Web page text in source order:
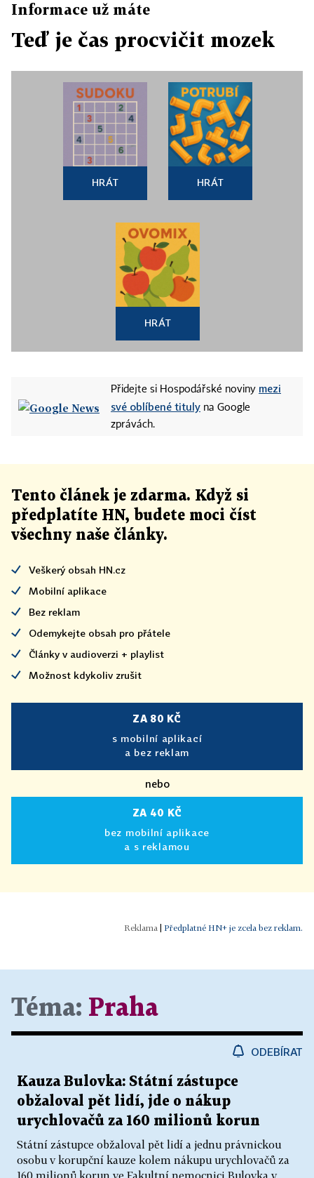
Informace už máte
Teď je čas procvičit mozek
HRÁT HRÁT
HRÁT
Přidejte si Hospodářské noviny mezi
své oblíbené tituly na Google
zprávách.
Tento článek je zdarma. Když si
předplatíte HN, budete moci číst
všechny naše články.
Veškerý obsah HN.cz
Mobilní aplikace
Bez reklam
Odemykejte obsah pro přátele
Články v audioverzi + playlist
Možnost kdykoliv zrušit
ZA 80 KČ
s mobilní aplikací
a bez reklam
nebo
ZA 40 KČ
bez mobilní aplikace
a s reklamou
Předplatné HN+ je zcela bez reklam.
Téma: Praha
ODEBÍRAT
Kauza Bulovka: Státní zástupce
obžaloval pět lidí, jde o nákup
urychlovačů za 160 milionů korun
Státní zástupce obžaloval pět lidí a jednu právnickou
osobu v korupční kauze kolem nákupu urychlovačů za
160 milionů korun ve Fakultní nemocnici Bulovka v